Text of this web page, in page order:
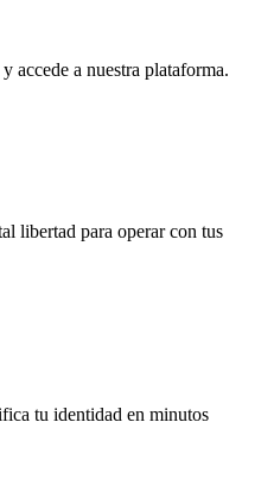
accede a nuestra plataforma.
libertad para operar con tus
tu identidad en minutos